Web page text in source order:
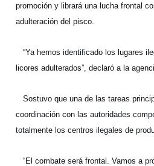
promoción y librará una lucha frontal
adulteración del pisco.
“Ya hemos identificado los lugares
licores adulterados”, declaró a la
Sostuvo que una de las tareas
coordinación con las autoridades
totalmente los centros ilegales de
“El combate será frontal. Vamos a